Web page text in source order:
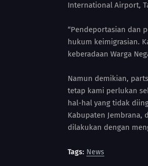
International Airport,
“Pendeportasian dan
hukum keimigrasian.
keberadaan Warga
Namun demikian,
tetap kami perlukan
hal-hal yang tidak
Kabupaten Jembrana,
dilakukan dengan
Tags: News